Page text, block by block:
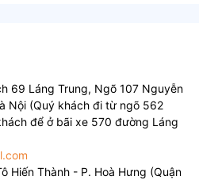
69 Láng Trung, Ngõ 107 Nguyễn
Nội (Quý khách đi từ ngõ 562
để ở bãi xe 570 đường Láng
Hiến Thành - P. Hoà Hưng (Quận